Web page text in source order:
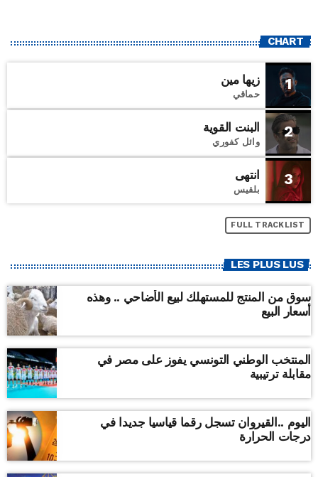
CHART
1 زيها مين
حماقي
2 البنت القوية
وائل كفوري
3 انتهى
بلقيس
FULL TRACKLIST
LES PLUS LUS
سوق من المنتج للمستهلك لبيع الأضاحي .. وهذه
أسعار البيع
المنتخب الوطني التونسي يفوز على مصر في
مقابلة ترتيبية
اليوم ..القيروان تسجل رقما قياسيا جديدا في
درجات الحرارة